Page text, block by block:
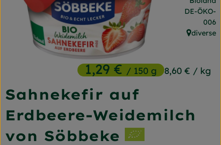
Frischetheke
Naturkost
Getränke
Drogerie
So geht's
Sahnekefir auf
Erdbeere-Weidemilch
von Söbbeke
1,29 €/ 150 g 8,60 € / kg
,
DE-ÖKO-
006
,
diverse